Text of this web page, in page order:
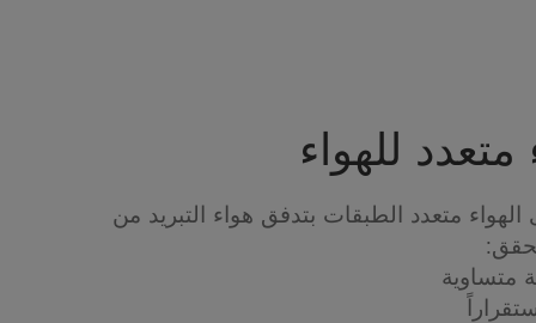
للهواء
متعدد الطبقات بتدفق هواء التبريد من
متساوية